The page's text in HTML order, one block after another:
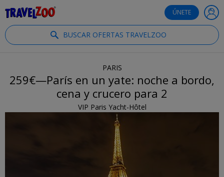
ÚNETE
BUSCAR OFERTAS TRAVELZOO
PARIS
259€—París en un yate: noche a bordo,
cena y crucero para 2
VIP Paris Yacht-Hôtel